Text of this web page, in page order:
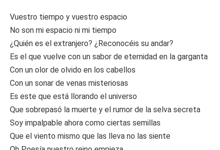
Vuestro tiempo y vuestro espacio
No son mi espacio ni mi tiempo
¿Quién es el extranjero? ¿Reconocéis su andar?
Es el que vuelve con un sabor de eternidad en la garganta
Con un olor de olvido en los cabellos
Con un sonar de venas misteriosas
Es este que está llorando el universo
Que sobrepasó la muerte y el rumor de la selva secreta
Soy impalpable ahora como ciertas semillas
Que el viento mismo que las lleva no las siente